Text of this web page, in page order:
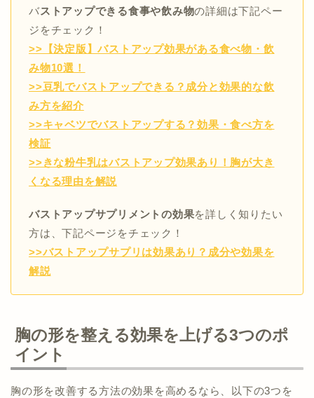
バストアップできる食事や飲み物の詳細は下記ペー
ジをチェック！
>>【決定版】バストアップ効果がある食べ物・飲
み物10選！
>>豆乳でバストアップできる？成分と効果的な飲
み方を紹介
>>キャベツでバストアップする？効果・食べ方を
検証
>>きな粉牛乳はバストアップ効果あり！胸が大き
くなる理由を解説
バストアップサプリメントの効果を詳しく知りたい
方は、下記ページをチェック！
>>バストアップサプリは効果あり？成分や効果を
解説
胸の形を整える効果を上げる3つのポ
イント
胸の形を改善する方法の効果を高めるなら、以下の3つを